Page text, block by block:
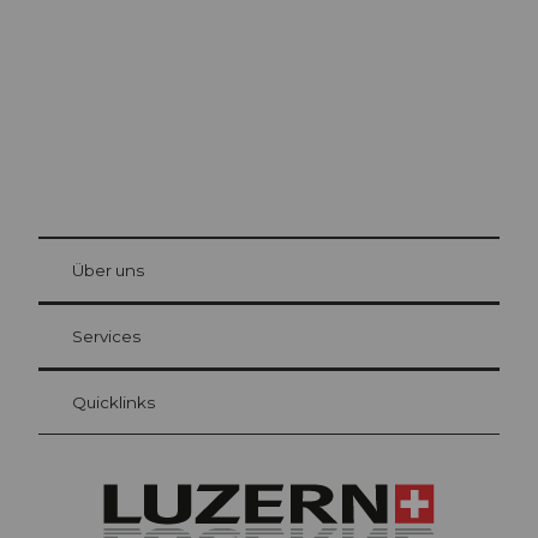
Gästekarte Luzern
Ihre Vorteile als Übernachtungsgast
at Bre
Über uns
Services
Quicklinks